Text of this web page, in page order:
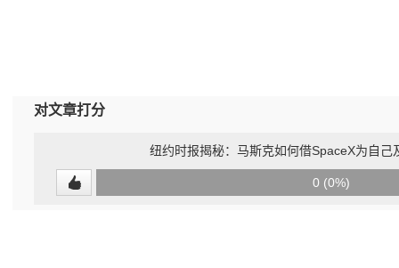
对文章打分
纽约时报揭秘：马斯克如何借SpaceX为自己
0 (0%)